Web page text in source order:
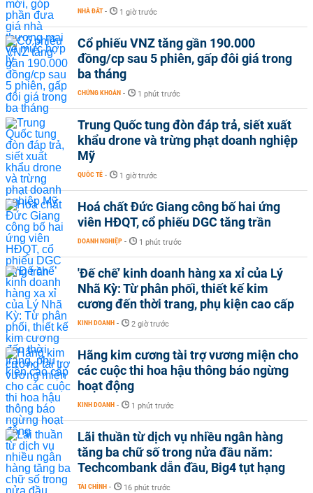
NHÀ ĐẤT - 1 giờ trước
Cổ phiếu VNZ tăng gần 190.000
đồng/cp sau 5 phiên, gấp đôi giá trong
ba tháng
CHỨNG KHOÁN - 1 phút trước
Trung Quốc tung đòn đáp trả, siết xuất
khẩu drone và trừng phạt doanh nghiệp
Mỹ
QUỐC TẾ - 1 giờ trước
Hoá chất Đức Giang công bố hai ứng
viên HĐQT, cổ phiếu DGC tăng trần
DOANH NGHIỆP - 1 phút trước
'Đế chế’ kinh doanh hàng xa xỉ của Lý
Nhã Kỳ: Từ phân phối, thiết kế kim
cương đến thời trang, phụ kiện cao cấp
KINH DOANH - 2 giờ trước
Hãng kim cương tài trợ vương miện cho
các cuộc thi hoa hậu thông báo ngừng
hoạt động
KINH DOANH - 1 phút trước
Lãi thuần từ dịch vụ nhiều ngân hàng
tăng ba chữ số trong nửa đầu năm:
Techcombank dẫn đầu, Big4 tụt hạng
TÀI CHÍNH - 16 phút trước